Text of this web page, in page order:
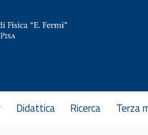
Didattica Ricerca Terza